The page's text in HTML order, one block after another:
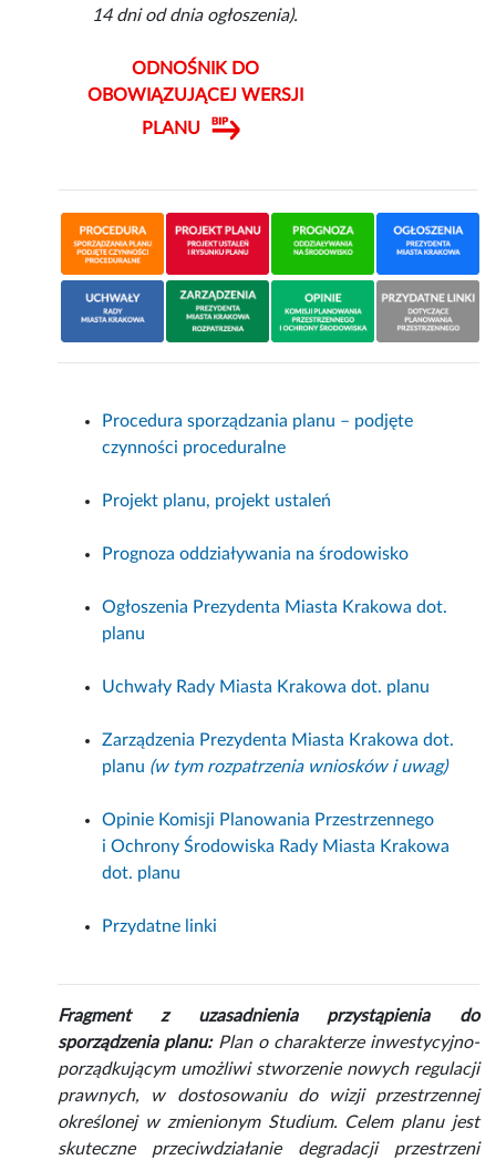
14 dni od dnia ogłoszenia).
ODNOŚNIK DO
OBOWIĄZUJĄCEJ WERSJI
PLANU
Procedura sporządzania planu – podjęte
czynności proceduralne
Projekt planu, projekt ustaleń
Prognoza oddziaływania na środowisko
Ogłoszenia Prezydenta Miasta Krakowa dot.
planu
Uchwały Rady Miasta Krakowa dot. planu
Zarządzenia Prezydenta Miasta Krakowa dot.
planu (w tym rozpatrzenia wniosków i uwag)
Opinie Komisji Planowania Przestrzennego
i Ochrony Środowiska Rady Miasta Krakowa
dot. planu
Przydatne linki
Fragment z uzasadnienia przystąpienia do
sporządzenia planu:Plan o charakterze inwestycyjno-
porządkującym umożliwi stworzenie nowych regulacji
prawnych, w dostosowaniu do wizji przestrzennej
określonej w zmienionym Studium. Celem planu jest
skuteczne przeciwdziałanie degradacji przestrzeni